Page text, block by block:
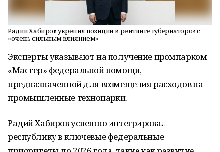
Радий Хабиров укрепил позиции в рейтинге губернаторов с
«очень сильным влиянием»
Эксперты указывают на получение промпарком
«Мастер» федеральной помощи,
предназначенной для возмещения расходов на
промышленные технопарки.
Радий Хабиров успешно интегрировал
республику в ключевые федеральные